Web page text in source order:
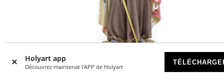
Holyart app
Découvrez maintenat l'APP de Holyart